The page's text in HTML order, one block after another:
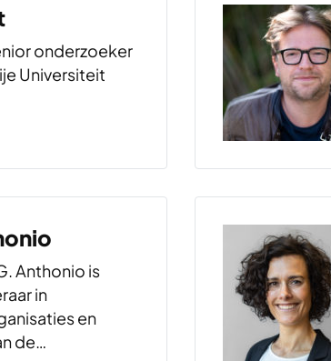
Zijn
op…
onderzoeker
Universiteit
Anthonio is
in
en
de